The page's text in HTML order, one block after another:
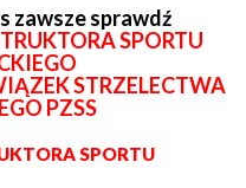
zawsze sprawdź
SPORTU
STRZELECTWA
PZSS
SPORTU